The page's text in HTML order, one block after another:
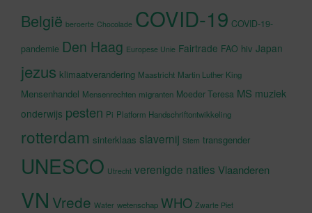
België beroerte Chocolade COVID-19 COVID-19-
pandemie Den Haag Europese Unie Fairtrade FAO hiv Japan
jezus klimaatverandering Maastricht Martin Luther King
Mensenhandel Mensenrechten migranten Moeder Teresa MS muziek
onderwijs pesten Pi Platform Handschriftontwikkeling
rotterdam sinterklaas slavernij Stem transgender
UNESCO Utrecht verenigde naties Vlaanderen
VN Vrede Water wetenschap WHO Zwarte Piet